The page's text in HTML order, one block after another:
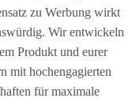
zu Werbung wirkt
Wir entwickeln
Produkt und eurer
mit hochengagierten
für maximale